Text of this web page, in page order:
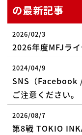
の最新記事
2026/02/3
2026年度MFJラ
2024/04/9
SNS（Facebook
ご注意ください。
2026/08/7
第8戦 TOKIO